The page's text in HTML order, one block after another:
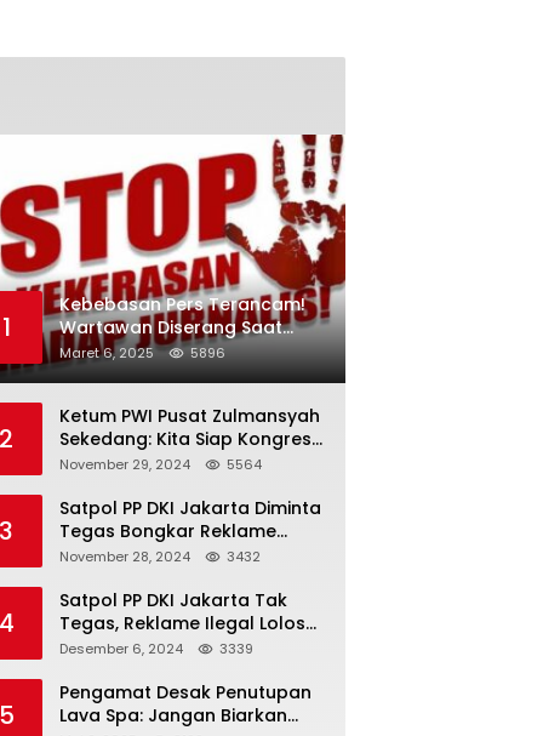
1
Kebebasan Pers Terancam!
Wartawan Diserang Saat
Investigasi Jaringan Obat
Terlarang
Maret 6, 2025 5896
2
Ketum PWI Pusat Zulmansyah
Sekedang: Kita Siap Kongres
PWI Sebelum 15 Desember
November 29, 2024 5564
3
Satpol PP DKI Jakarta Diminta
Tegas Bongkar Reklame
Ilegal
November 28, 2024 3432
4
Satpol PP DKI Jakarta Tak
Tegas, Reklame Ilegal Lolos
Penindakan
Desember 6, 2024 3339
5
Pengamat Desak Penutupan
Lava Spa: Jangan Biarkan